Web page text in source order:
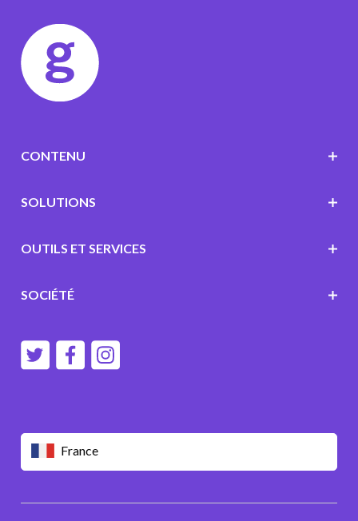
France
CONTENU
SOLUTIONS
OUTILS ET SERVICES
SOCIÉTÉ